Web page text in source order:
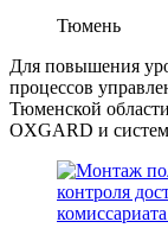
Тюмень
Для повышения
процессов
Тюменской
OXGARD и